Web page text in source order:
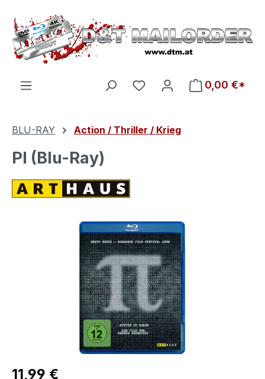
Zum Hauptinhalt springen
Du hast 0 Produkte auf
0,00 €*
BLU-RAY Action / Thriller / Krieg
PI (Blu-Ray)
Bildergalerie überspringen
Regulärer Preis:
11,99 €